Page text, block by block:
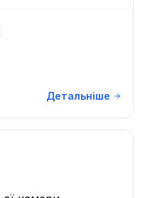
Детальніше